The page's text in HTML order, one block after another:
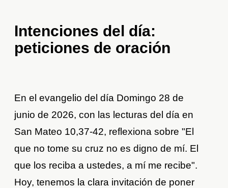
Intenciones del día:
peticiones de oración
En el evangelio del día Domingo 28 de
junio de 2026, con las lecturas del día en
San Mateo 10,37-42, reflexiona sobre "El
que no tome su cruz no es digno de mí. El
que los reciba a ustedes, a mí me recibe".
Hoy, tenemos la clara invitación de poner